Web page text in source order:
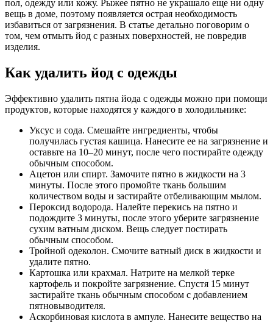
пол, одежду или кожу. Рыжее пятно не украшало еще ни одну
вещь в доме, поэтому появляется острая необходимость
избавиться от загрязнения. В статье детально поговорим о
том, чем отмыть йод с разных поверхностей, не повредив
изделия.
Как удалить йод с одежды
Эффективно удалить пятна йода с одежды можно при помощи
продуктов, которые находятся у каждого в холодильнике:
Уксус и сода. Смешайте ингредиенты, чтобы
получилась густая кашица. Нанесите ее на загрязнение и
оставьте на 10–20 минут, после чего постирайте одежду
обычным способом.
Ацетон или спирт. Замочите пятно в жидкости на 3
минуты. После этого промойте ткань большим
количеством воды и застирайте отбеливающим мылом.
Пероксид водорода. Налейте перекись на пятно и
подождите 3 минуты, после этого уберите загрязнение
сухим ватным диском. Вещь следует постирать
обычным способом.
Тройной одеколон. Смочите ватный диск в жидкости и
удалите пятно.
Картошка или крахмал. Натрите на мелкой терке
картофель и покройте загрязнение. Спустя 15 минут
застирайте ткань обычным способом с добавлением
пятновыводителя.
Аскорбиновая кислота в ампуле. Нанесите вещество на